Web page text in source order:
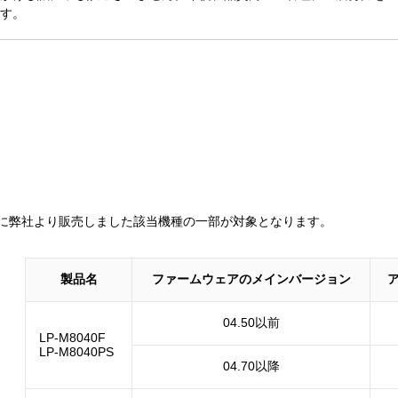
。
社より販売しました該当機種の一部が対象となります。
製品名 ファームウェアのメインバージョン
LP-M8040F
LP-M8040PS
04.50以前
04.70以降